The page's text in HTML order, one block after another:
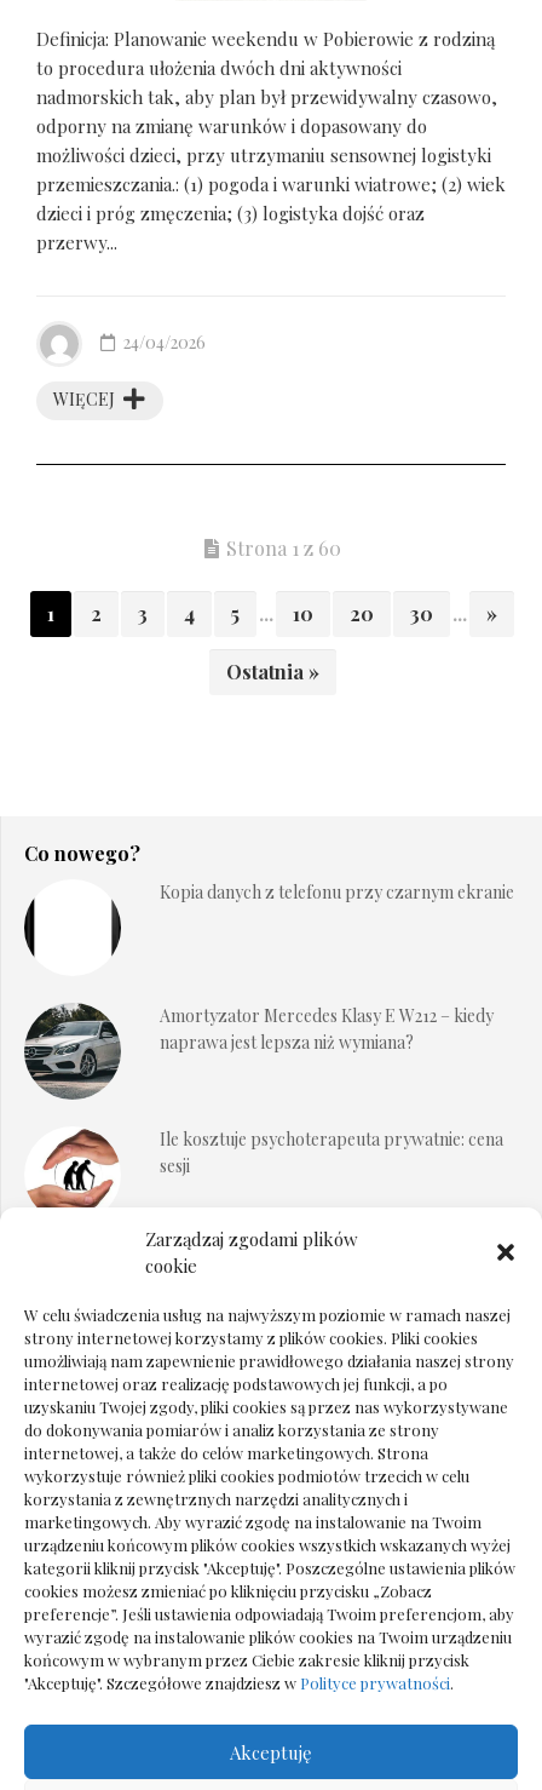
Zarządzaj zgodami plików
cookie
W celu świadczenia usług na najwyższym poziomie w ramach naszej
strony internetowej korzystamy z plików cookies. Pliki cookies
umożliwiają nam zapewnienie prawidłowego działania naszej strony
internetowej oraz realizację podstawowych jej funkcji, a po
uzyskaniu Twojej zgody, pliki cookies są przez nas wykorzystywane
do dokonywania pomiarów i analiz korzystania ze strony
internetowej, a także do celów marketingowych. Strona
wykorzystuje również pliki cookies podmiotów trzecich w celu
korzystania z zewnętrznych narzędzi analitycznych i
marketingowych. Aby wyrazić zgodę na instalowanie na Twoim
urządzeniu końcowym plików cookies wszystkich wskazanych wyżej
kategorii kliknij przycisk "Akceptuję". Poszczególne ustawienia plików
cookies możesz zmieniać po kliknięciu przycisku „Zobacz
preferencje”. Jeśli ustawienia odpowiadają Twoim preferencjom, aby
wyrazić zgodę na instalowanie plików cookies na Twoim urządzeniu
końcowym w wybranym przez Ciebie zakresie kliknij przycisk
"Akceptuję". Szczegółowe znajdziesz w Polityce prywatności.
Akceptuję
Definicja: Planowanie weekendu w Pobierowie z rodziną
to procedura ułożenia dwóch dni aktywności
nadmorskich tak, aby plan był przewidywalny czasowo,
odporny na zmianę warunków i dopasowany do
możliwości dzieci, przy utrzymaniu sensownej logistyki
przemieszczania.: (1) pogoda i warunki wiatrowe; (2) wiek
dzieci i próg zmęczenia; (3) logistyka dojść oraz
przerwy...
WIĘCEJ
24/04/2026
Strona 1 z 60
1 2 3 4 5 ... 10 20 30 ... »
Ostatnia »
Co nowego?
Kopia danych z telefonu przy czarnym ekranie
Amortyzator Mercedes Klasy E W212 – kiedy
naprawa jest lepsza niż wymiana?
Ile kosztuje psychoterapeuta prywatnie: cena
sesji
Dokumenty do odbioru przy zmianie biura
Deska podłogowa do salonu: jak wybrać bez
pośpiechu